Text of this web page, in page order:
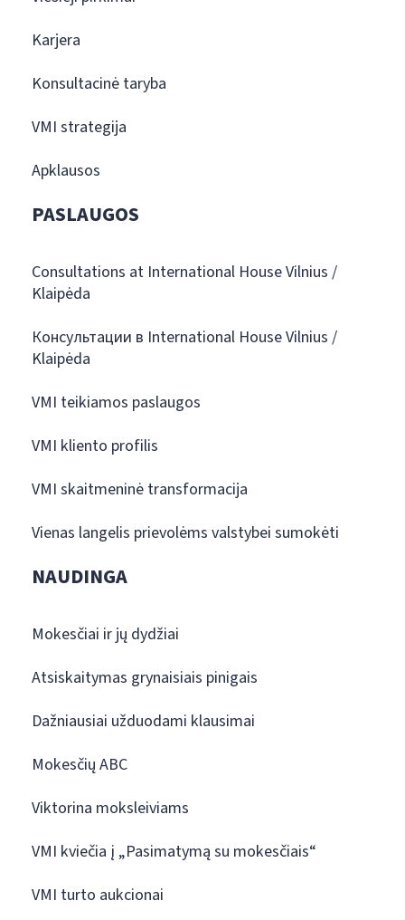
Karjera
Konsultacinė taryba
VMI strategija
Apklausos
PASLAUGOS
Consultations at International House Vilnius /
Klaipėda
Консультации в International House Vilnius /
Klaipėda
VMI teikiamos paslaugos
VMI kliento profilis
VMI skaitmeninė transformacija
Vienas langelis prievolėms valstybei sumokėti
NAUDINGA
Mokesčiai ir jų dydžiai
Atsiskaitymas grynaisiais pinigais
Dažniausiai užduodami klausimai
Mokesčių ABC
Viktorina moksleiviams
VMI kviečia į „Pasimatymą su mokesčiais“
VMI turto aukcionai